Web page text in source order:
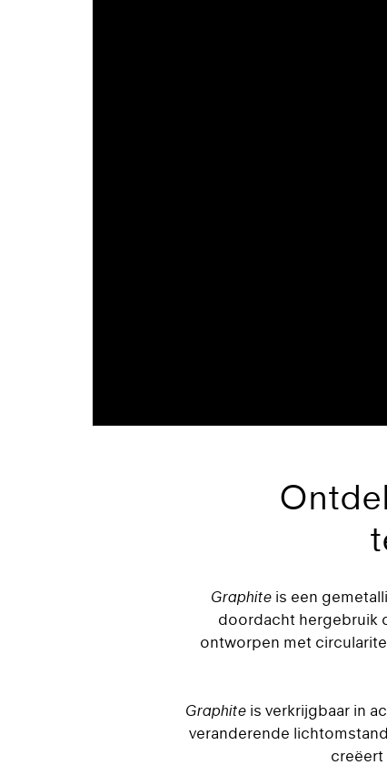
Graphiteis een
doordacht hergebruik
ontworpen met
Graphite is verkrijgbaar in
veranderende
creëert